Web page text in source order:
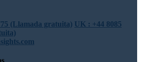
(Llamada gratuita) UK : +44 8085